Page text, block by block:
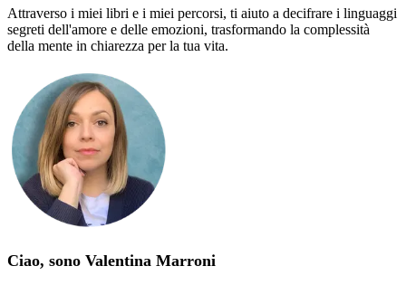
Attraverso i miei libri e i miei percorsi, ti aiuto a decifrare i linguaggi
segreti dell'amore e delle emozioni, trasformando la complessità
della mente in chiarezza per la tua vita.
Ciao, sono Valentina Marroni